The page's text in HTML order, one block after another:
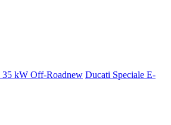
35 kW Off-Roadnew Ducati Speciale E-